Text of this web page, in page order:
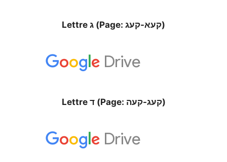
Lettre ג (Page: קעא-קעג)
Lettre ד (Page: קעג-קעה)